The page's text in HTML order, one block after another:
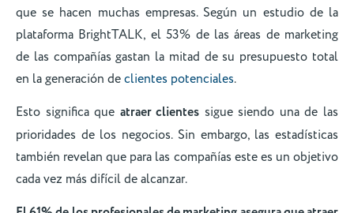
que se hacen muchas empresas. Según un estudio de la
plataforma BrightTALK, el 53% de las áreas de marketing
de las compañías gastan la mitad de su presupuesto total
en la generación declientes potenciales.
Esto significa que atraer clientes sigue siendo una de las
prioridades de los negocios. Sin embargo, las estadísticas
también revelan que para las compañías este es un objetivo
cada vez más difícil de alcanzar.